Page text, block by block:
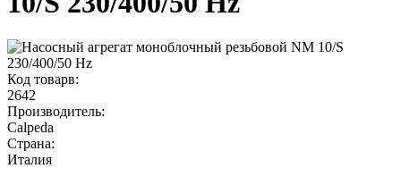
Код товарв:
2642
Производитель:
Calpeda
Страна:
Италия